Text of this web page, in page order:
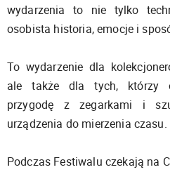
wydarzenia to nie tylko
osobista historia, emocje i
To wydarzenie dla
ale także dla tych, którzy
przygodę z zegarkami i
urządzenia do mierzenia czasu.
Podczas Festiwalu czekają na